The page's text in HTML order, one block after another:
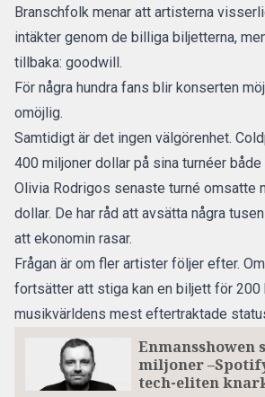
Branschfolk menar att artisterna
intäkter genom de billiga biljetterna,
tillbaka: goodwill.
För några hundra fans blir konserten
omöjlig.
Samtidigt är det ingen välgörenhet.
400 miljoner dollar på sina turnéer
Olivia Rodrigos senaste turné omsatte
dollar. De har råd att avsätta några
att ekonomin rasar.
Frågan är om fler artister följer efter.
fortsätter att stiga kan en biljett för 200
musikvärldens mest eftertraktade
Enmansshowen
miljoner
tech-eliten